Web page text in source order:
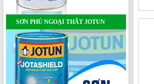
SƠN PHỦ NGOẠI THẤT JOTUN